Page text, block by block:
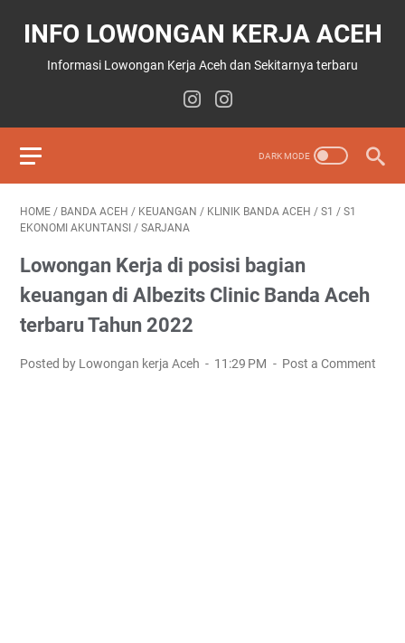
INFO LOWONGAN KERJA ACEH
Informasi Lowongan Kerja Aceh dan Sekitarnya terbaru
HOME / BANDA ACEH / KEUANGAN / KLINIK BANDA ACEH / S1 / S1
EKONOMI AKUNTANSI / SARJANA
Lowongan Kerja di posisi bagian
keuangan di Albezits Clinic Banda Aceh
terbaru Tahun 2022
Posted by Lowongan kerja Aceh 11:29 PM Post a Comment